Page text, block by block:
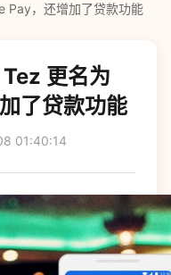
Pay，还增加了贷款功能
更名为
了贷款功能
01:40:14